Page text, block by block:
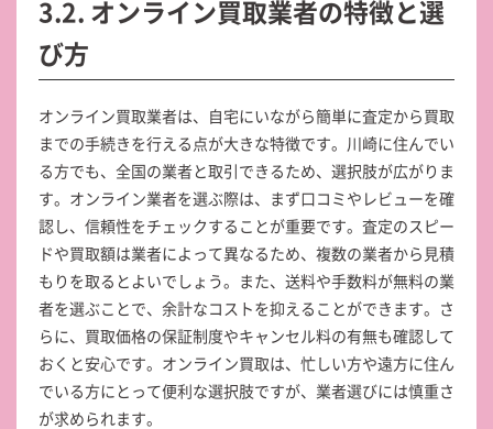
3.2. オンライン買取業者の特徴と選
び方
オンライン買取業者は、自宅にいながら簡単に査定から買取
までの手続きを行える点が大きな特徴です。川崎に住んでい
る方でも、全国の業者と取引できるため、選択肢が広がりま
す。オンライン業者を選ぶ際は、まず口コミやレビューを確
認し、信頼性をチェックすることが重要です。査定のスピー
ドや買取額は業者によって異なるため、複数の業者から見積
もりを取るとよいでしょう。また、送料や手数料が無料の業
者を選ぶことで、余計なコストを抑えることができます。さ
らに、買取価格の保証制度やキャンセル料の有無も確認して
おくと安心です。オンライン買取は、忙しい方や遠方に住ん
でいる方にとって便利な選択肢ですが、業者選びには慎重さ
が求められます。